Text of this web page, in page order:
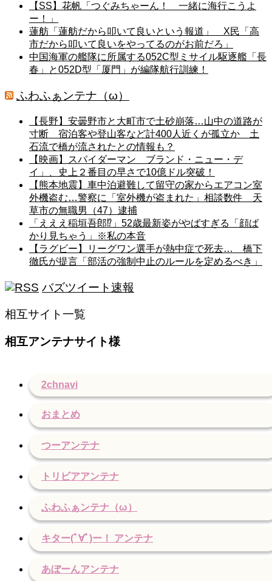
【SS】花帆「つぐみちゃーん！ 一緒に海行こうよ
ー！」
蓮舫「蓮舫だから叩いて良いという報道」 X民「高
市だから叩いて良いをやってるのがお前だろ」
中国海軍の艦隊に所属する052C型ミサイル駆逐艦「長
春」と052D型「厦門」が編隊航行訓練！
ふわふぁンテナ（ω）
【長野】安曇野市と大町市で土砂崩落…山中の道路が
寸断 宿泊客や登山客など計400人近くが孤立か 土
石流で橋が流されたとの情報も？
【映画】スパイダーマン ブランド・ニュー・デ
イ」、史上２番目の早さで10億ドル突破！
【熊本地震】車中泊避難して留守の家からエアコン室
外機盗む…警察に「室外機が盗まれた」相談数件 天
草市の無職男（47）逮捕
「えええ稲垣吾郎⁉」52歳最新姿がやばすぎる「顔ば
かり見ちゃう」※私の本音
【ラグビー】リーグワン選手が熱中症で死去… 橋下
徹氏が提言「部活の強制中止のルールを定めるべき」
バズツイート速報
相互サイト一覧
相互アンテナサイト様
2chnavi
おまとめ
つーアンテナ
トリビアアンテナ
ふわふぁンテナ（ω）
キター(ﾟ∀ﾟ)ー！ アンテナ
あぼーんアンテナ